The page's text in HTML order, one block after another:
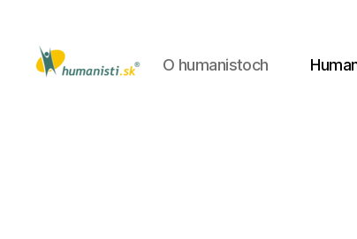
O humanistoch